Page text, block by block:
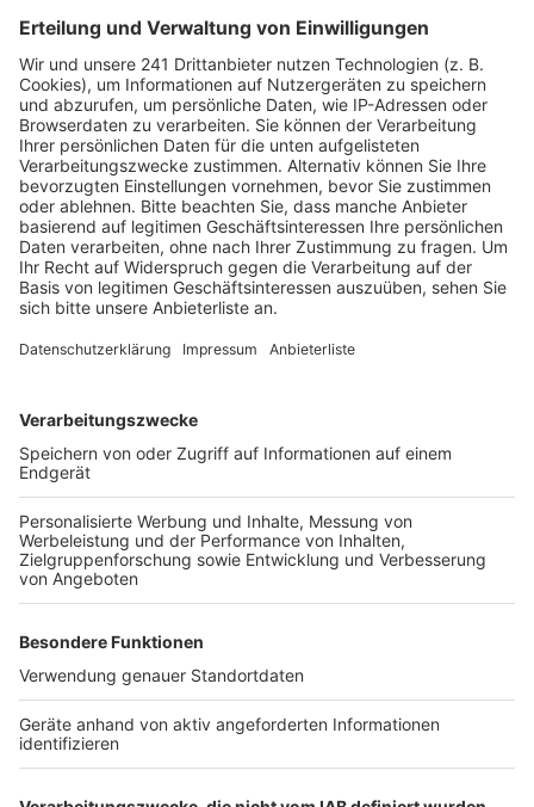
Straße wird heute aufgehoben. Die Stadt gibt die
Straße wieder früher, als eigentlich gedacht, für den
Verkehr frei. Der Abriss des maroden Hochhauses an
der Frenser Straße ging schneller, so kann die Stadt
die Sperrung heute schon aufheben.
Sie sagt allerdings auch, dass die Straße durch die
Bauarbeiten sehr gelitten hat, sie soll an einzelnen
Stellen noch ausgebessert werden. Die Schäden seien
zwar unbedenklich, trotzdem überlegt die Stadt aber
Tempo 30 einzuführen, da die Fahrbahn erst nach
Abschluss aller Bauarbeiten komplett erneuert wird.
verfüllt.
Anzeige
Weitere Themen von Rhein und Erft
Transporter-Aufbrüche: Strategische Fahndung
gestartet
Zwei Großtanks in Wesseling angeliefert
Verkehrssicherheitsaktionen vor Schulen in
Wesseling